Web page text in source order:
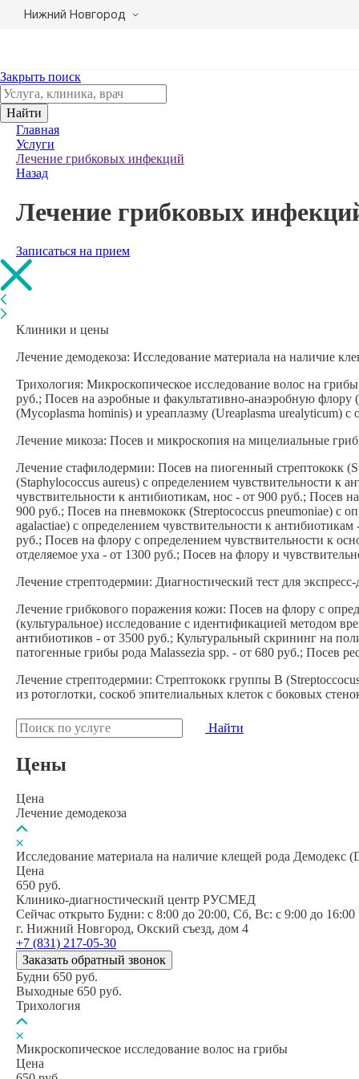
Нижний Новгород
Закрыть поиск
Найти
Главная
Услуги
Лечение грибковых инфекций
Назад
Лечение грибковых
Записаться на прием
Клиники и цены
Лечение демодекоза: Исследование материала на наличие
Трихология: Микроскопическое исследование волос на
руб.; Посев на аэробные и факультативно-анаэробную
(Mycoplasma hominis) и уреаплазму (Ureaplasma urealyticum)
Лечение микоза: Посев и микроскопия на мицелиальные
Лечение стафилодермии: Посев на пиогенный стрептококк
(Staphylococcus aureus) с определением чувствительности к
чувствительности к антибиотикам, нос - от 900 руб.; Посев
900 руб.; Посев на пневмококк (Streptococcus pneumoniae) с
agalactiae) с определением чувствительности к
руб.; Посев на флору с определением чувствительности к
отделяемое уха - от 1300 руб.; Посев на флору и
Лечение стрептодермии: Диагностический тест для
Лечение грибкового поражения кожи: Посев на флору с
(культуральное) исследование с идентификацией методом
антибиотиков - от 3500 руб.; Культуральный скрининг на
патогенные грибы рода Malassezia spp. - от 680 руб.; Посев
Лечение стрептодермии: Стрептококк группы В
из ротоглотки, соскоб эпителиальных клеток с боковых
Найти
Цены
Цена
Лечение демодекоза
Исследование материала на наличие клещей рода Демодекс
Цена
650 руб.
Клинико-диагностический центр РУСМЕД
Сейчас открыто Будни: c 8:00 до 20:00, Сб, Вс: c 9:00 до 16:00
г. Нижний Новгород, Окский съезд, дом 4
+7 (831) 217-05-30
Заказать обратный звонок
Будни 650 руб.
Выходные 650 руб.
Трихология
Микроскопическое исследование волос на грибы
Цена